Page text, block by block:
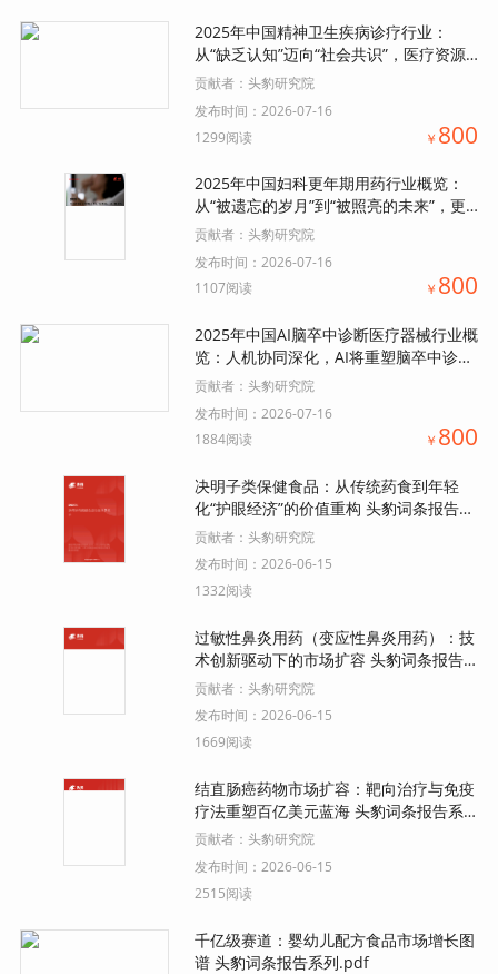
2025年中国精神卫生疾病诊疗行业：
从“缺乏认知”迈向“社会共识”，医疗资源
配置的充足与均等化发展逐步抹去精神卫
贡献者： 头豹研究院
发布时间： 2026-07-16
1299阅读
￥ 800
2025年中国妇科更年期用药行业概览：
从“被遗忘的岁月”到“被照亮的未来”，更
年期用药帮助女性跨越寒冬.pdf
贡献者： 头豹研究院
发布时间： 2026-07-16
1107阅读
￥ 800
2025年中国AI脑卒中诊断医疗器械行业概
览：人机协同深化，AI将重塑脑卒中诊疗
生态链.pdf
贡献者： 头豹研究院
发布时间： 2026-07-16
1884阅读
￥ 800
决明子类保健食品：从传统药食到年轻
化“护眼经济”的价值重构 头豹词条报告系
列.pdf
贡献者： 头豹研究院
发布时间： 2026-06-15
1332阅读
过敏性鼻炎用药（变应性鼻炎用药）：技
术创新驱动下的市场扩容 头豹词条报告
系列.pdf
贡献者： 头豹研究院
发布时间： 2026-06-15
1669阅读
结直肠癌药物市场扩容：靶向治疗与免疫
疗法重塑百亿美元蓝海 头豹词条报告系
列.pdf
贡献者： 头豹研究院
发布时间： 2026-06-15
2515阅读
千亿级赛道：婴幼儿配方食品市场增长图
谱 头豹词条报告系列.pdf